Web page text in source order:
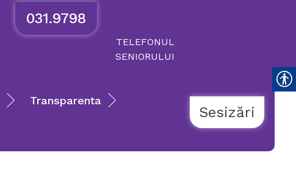
031.9798
TELEFONUL
SENIORULUI
Transparenta
Sesizări